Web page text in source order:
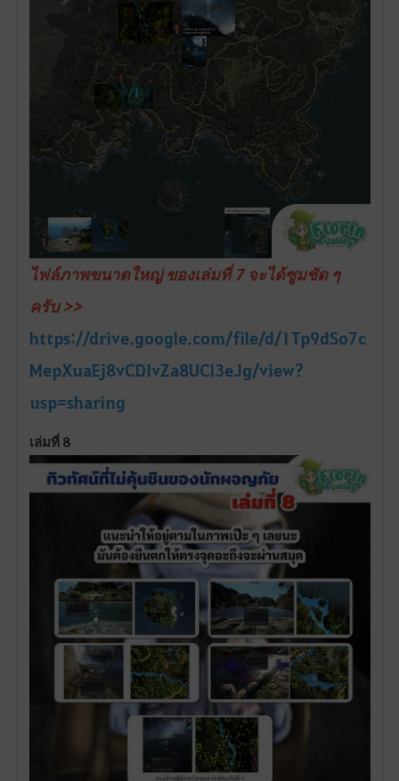
ไฟล์ภาพขนาดใหญ่ ของเล่มที่ 7 จะได้ซูมชัด ๆ
ครับ >>
https://drive.google.com/file/d/1Tp9dSo7c
MepXuaEj8vCDIvZa8UCl3eJg/view?
usp=sharing
เล่มที่ 8